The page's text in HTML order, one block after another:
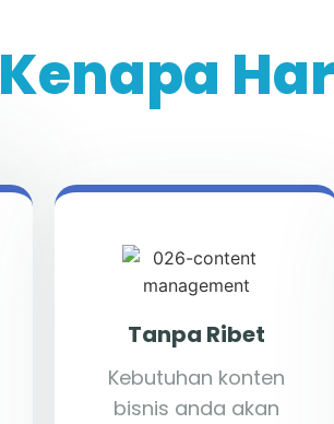
Kenapa
Tanpa Ribet
Kebutuhan konten
bisnis anda akan